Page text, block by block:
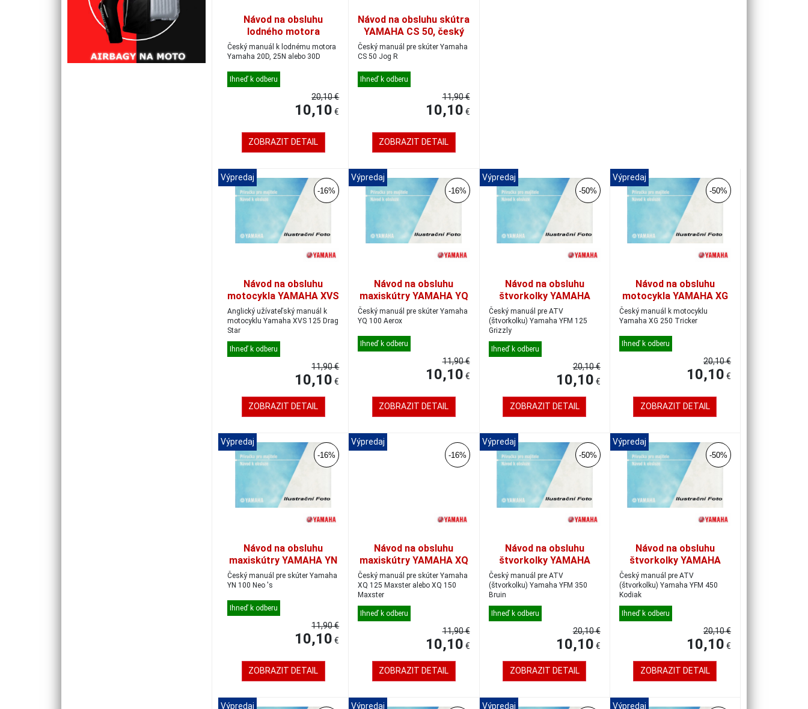
Návod na obsluhu
lodného motora
YAMAHA 20D, 25N, 30D;
český
Český manuál k lodnému motora
Yamaha 20D, 25N alebo 30D
Ihneď k odberu
20,10 €
10,10 €
ZOBRAZIT DETAIL
Návod na obsluhu skútra
YAMAHA CS 50, český
Český manuál pre skúter Yamaha
CS 50 Jog R
Ihneď k odberu
11,90 €
10,10 €
ZOBRAZIT DETAIL
Výpredaj
-16%
Návod na obsluhu
motocykla YAMAHA XVS
125, anglický
Anglický užívateľský manuál k
motocyklu Yamaha XVS 125 Drag
Star
Ihneď k odberu
11,90 €
10,10 €
ZOBRAZIT DETAIL
Výpredaj
-16%
Návod na obsluhu
maxiskútry YAMAHA YQ
100, český
Český manuál pre skúter Yamaha
YQ 100 Aerox
Ihneď k odberu
11,90 €
10,10 €
ZOBRAZIT DETAIL
Výpredaj
-50%
Návod na obsluhu
štvorkolky YAMAHA
YFM 125, český
Český manuál pre ATV
(štvorkolku) Yamaha YFM 125
Grizzly
Ihneď k odberu
20,10 €
10,10 €
ZOBRAZIT DETAIL
Výpredaj
-50%
Návod na obsluhu
motocykla YAMAHA XG
250 Tricker, český
Český manuál k motocyklu
Yamaha XG 250 Tricker
Ihneď k odberu
20,10 €
10,10 €
ZOBRAZIT DETAIL
Výpredaj
-16%
Návod na obsluhu
maxiskútry YAMAHA YN
100, český
Český manuál pre skúter Yamaha
YN 100 Neo 's
Ihneď k odberu
11,90 €
10,10 €
ZOBRAZIT DETAIL
Výpredaj
-16%
Návod na obsluhu
maxiskútry YAMAHA XQ
125/150, český
Český manuál pre skúter Yamaha
XQ 125 Maxster alebo XQ 150
Maxster
Ihneď k odberu
11,90 €
10,10 €
ZOBRAZIT DETAIL
Výpredaj
-50%
Návod na obsluhu
štvorkolky YAMAHA
YFM 350, český
Český manuál pre ATV
(štvorkolku) Yamaha YFM 350
Bruin
Ihneď k odberu
20,10 €
10,10 €
ZOBRAZIT DETAIL
Výpredaj
-50%
Návod na obsluhu
štvorkolky YAMAHA
YFM 450, český
Český manuál pre ATV
(štvorkolku) Yamaha YFM 450
Kodiak
Ihneď k odberu
20,10 €
10,10 €
ZOBRAZIT DETAIL
Výpredaj Výpredaj Výpredaj Výpredaj